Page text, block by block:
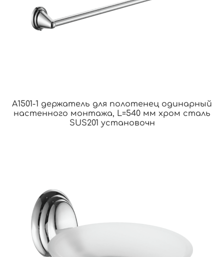
A1501-1 держатель для полотенец одинарный
настенного монтажа, L=540 мм хром сталь
SUS201 установочн